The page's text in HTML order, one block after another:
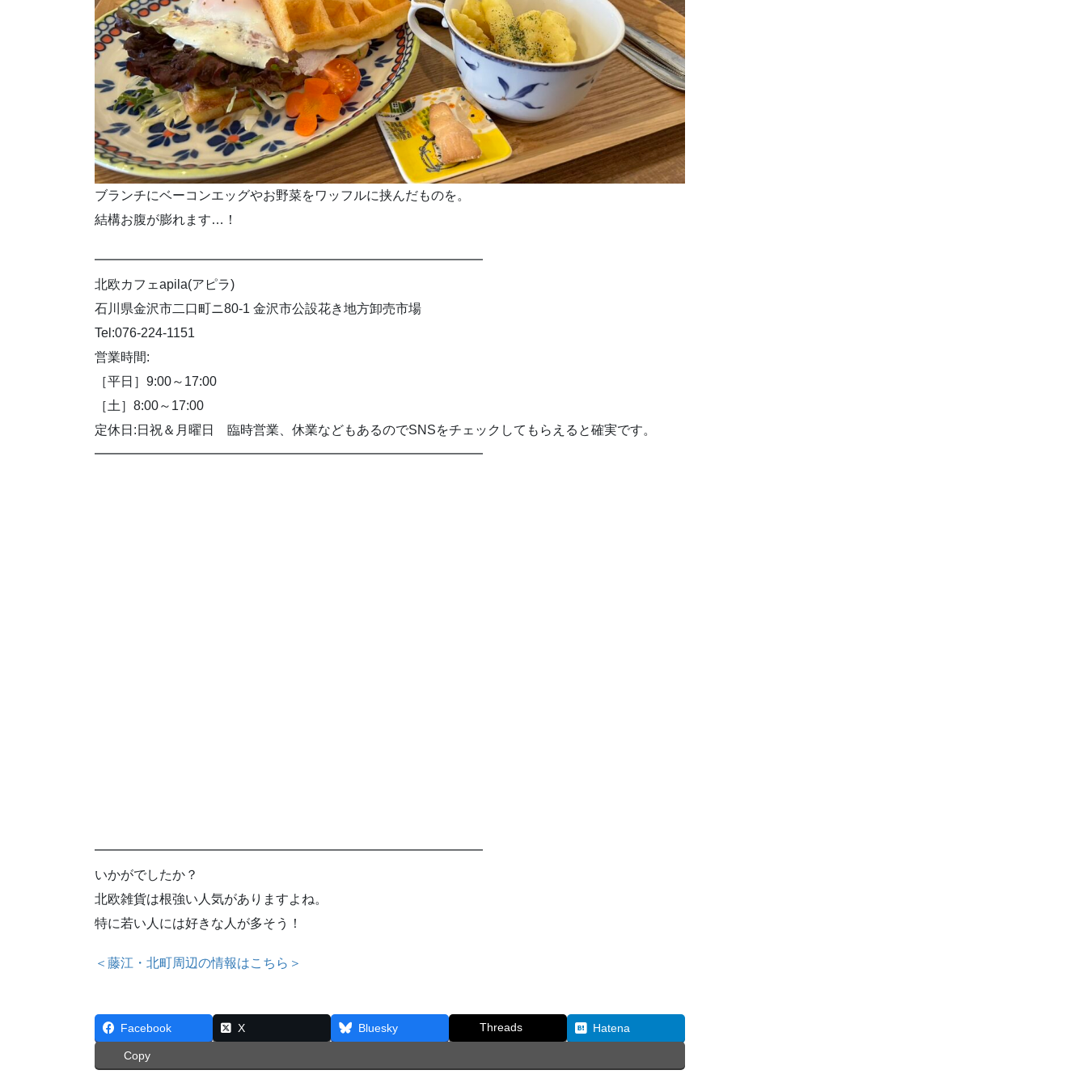
ブランチにベーコンエッグやお野菜をワッフルに挟んだものを。
結構お腹が膨れます…！
━━━━━━━━━━━━━━━━━━━━━━━━━━━━━━
北欧カフェapila(アピラ)
石川県金沢市二口町ニ80-1 金沢市公設花き地方卸売市場
Tel:076-224-1151
営業時間:
［平日］9:00～17:00
［土］8:00～17:00
定休日:日祝＆月曜日 臨時営業、休業などもあるのでSNSをチェックしてもらえると確実です。
━━━━━━━━━━━━━━━━━━━━━━━━━━━━━━
━━━━━━━━━━━━━━━━━━━━━━━━━━━━━━
いかがでしたか？
北欧雑貨は根強い人気がありますよね。
特に若い人には好きな人が多そう！
＜藤江・北町周辺の情報はこちら＞
Facebook X Bluesky Threads Hatena
Copy